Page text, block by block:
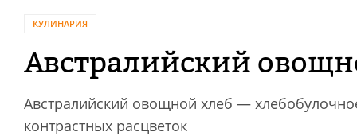
КУЛИНАРИЯ
Австралийский
Австралийский овощной хлеб —
контрастных расцветок